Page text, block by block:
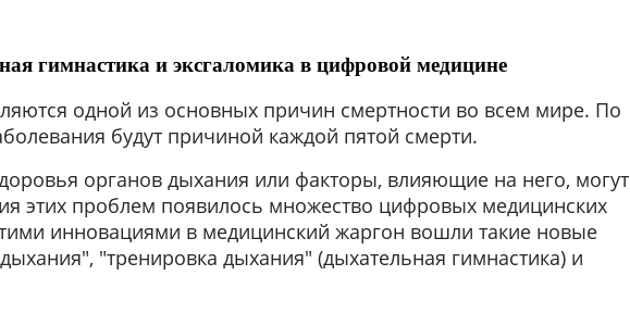
гимнастика и эксгаломика в цифровой медицине
одной из основных причин смертности во всем мире. По
будут причиной каждой пятой смерти.
органов дыхания или факторы, влияющие на него, могут
этих проблем появилось множество цифровых медицинских
инновациями в медицинский жаргон вошли такие новые
"тренировка дыхания" (дыхательная гимнастика) и